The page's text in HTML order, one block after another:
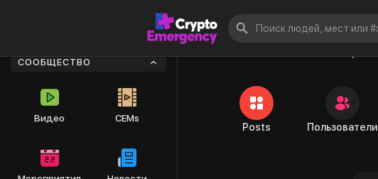
СООБЩЕСТВО
Видео CEMs
Posts Пользователи